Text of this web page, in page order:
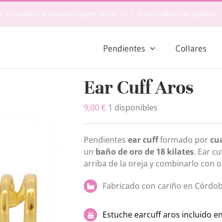
los pedidos se enviarán a partir del día 10 EnvÃ­os GRATIS en pedidos >
Pendientes Collares
Ear Cuff Aros
9,00€ 1 disponibles
Pendientes ear cuffformado por
un baño de oro de 18 kilates. Ear
arriba de la oreja y combinarlo con
Fabricado con cariño en
Estuche earcuff aros incluido